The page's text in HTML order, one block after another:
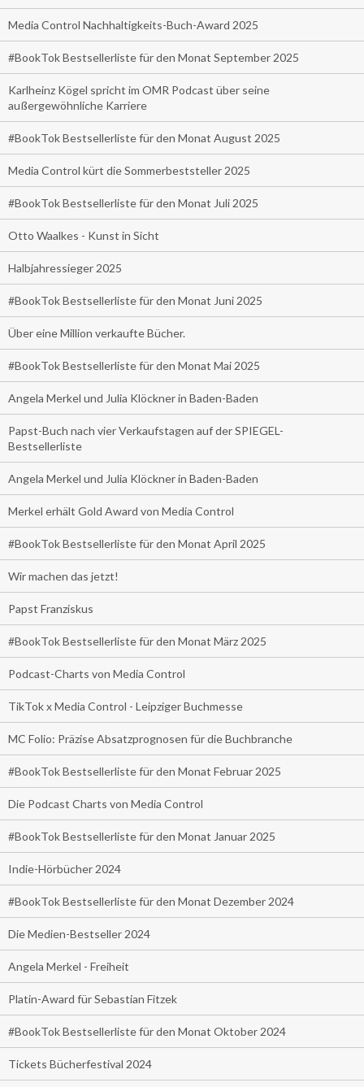
Media Control Nachhaltigkeits-Buch-Award 2025
#BookTok Bestsellerliste für den Monat September 2025
Karlheinz Kögel spricht im OMR Podcast über seine
außergewöhnliche Karriere
#BookTok Bestsellerliste für den Monat August 2025
Media Control kürt die Sommerbeststeller 2025
#BookTok Bestsellerliste für den Monat Juli 2025
Otto Waalkes - Kunst in Sicht
Halbjahressieger 2025
#BookTok Bestsellerliste für den Monat Juni 2025
Über eine Million verkaufte Bücher.
#BookTok Bestsellerliste für den Monat Mai 2025
Angela Merkel und Julia Klöckner in Baden-Baden
Papst-Buch nach vier Verkaufstagen auf der SPIEGEL-
Bestsellerliste
Angela Merkel und Julia Klöckner in Baden-Baden
Merkel erhält Gold Award von Media Control
#BookTok Bestsellerliste für den Monat April 2025
Wir machen das jetzt!
Papst Franziskus
#BookTok Bestsellerliste für den Monat März 2025
Podcast-Charts von Media Control
TikTok x Media Control - Leipziger Buchmesse
MC Folio: Präzise Absatzprognosen für die Buchbranche
#BookTok Bestsellerliste für den Monat Februar 2025
Die Podcast Charts von Media Control
#BookTok Bestsellerliste für den Monat Januar 2025
Indie-Hörbücher 2024
#BookTok Bestsellerliste für den Monat Dezember 2024
Die Medien-Bestseller 2024
Angela Merkel - Freiheit
Platin-Award für Sebastian Fitzek
#BookTok Bestsellerliste für den Monat Oktober 2024
Tickets Bücherfestival 2024